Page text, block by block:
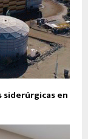
siderúrgicas en